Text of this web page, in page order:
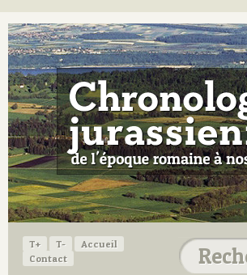
T+ T-
Accueil
Contact